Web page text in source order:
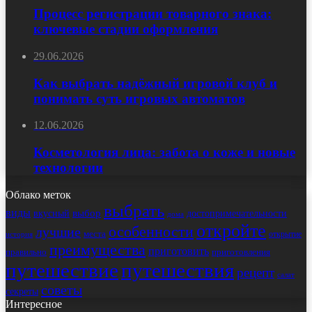
Процесс регистрации товарного знака:
ключевые стадии оформления
29.06.2026
Как выбрать надёжный игровой клуб и
понимать суть игровых автоматов
12.06.2026
Косметология лица: забота о коже и новые
технологии
Облако меток
виды вкусный выбор выбрать дома достопримечательности
история лучшие места особенности откройте открытие
правильно преимущества приготовить приготовления
путешествиепутешествиярецепт салат
секреты советы
Интересное